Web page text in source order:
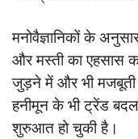
मनोवैज्ञानिकों के
और मस्ती का एहसास
जुड़ने में और भी मजबूती
हनीमून के भी ट्रेंड
शुरुआत हो चुकी है।